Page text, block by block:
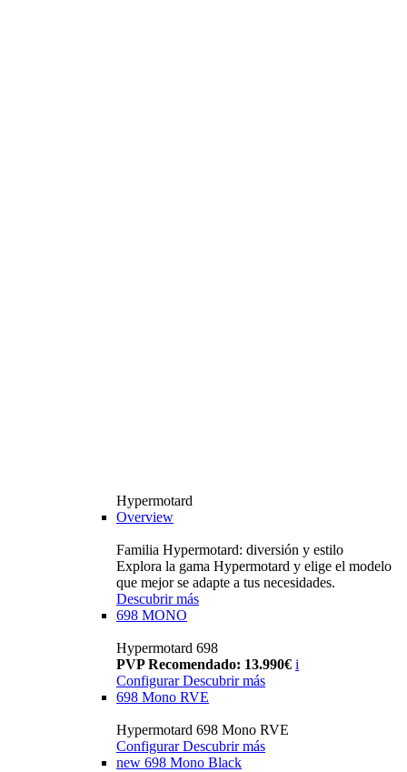
Hypermotard
Overview
Familia Hypermotard: diversión y estilo
Explora la gama Hypermotard y elige el modelo
que mejor se adapte a tus necesidades.
Descubrir más
698 MONO
Hypermotard 698
PVP Recomendado: 13.990€ i
ConfigurarDescubrir más
698 Mono RVE
Hypermotard 698 Mono RVE
Configurar Descubrir más
new 698 Mono Black